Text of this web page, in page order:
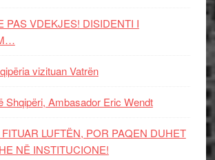
PAS VDEKJES! DISIDENTI I
vizituan Vatrën
Shqipëri, Ambasador Eric Wendt
LUFTËN, POR PAQEN DUHET
NË INSTITUCIONE!